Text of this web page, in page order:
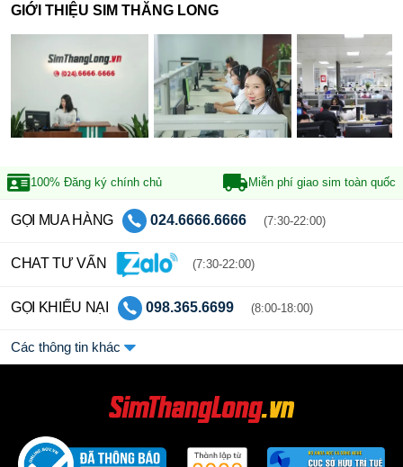
GIỚI THIỆU SIM THĂNG LONG
100% Đăng ký chính chủ Miễn phí giao sim toàn quốc
GỌI MUA HÀNG 024.6666.6666 (7:30-22:00)
CHAT TƯ VẤN (7:30-22:00)
GỌI KHIẾU NẠI 098.365.6699 (8:00-18:00)
Các thông tin khác